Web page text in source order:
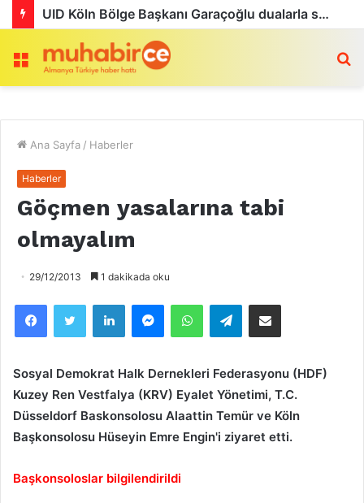
UID Köln Bölge Başkanı Garaçoğlu dualarla son yolculuğuna uğurlandı
Menü
Ana Sayfa / Haberler
Haberler
Göçmen yasalarına tabi
olmayalım
29/12/2013 1 dakikada oku
Telegram
Sosyal Demokrat Halk Dernekleri Federasyonu (HDF)
Kuzey Ren Vestfalya (KRV) Eyalet Yönetimi, T.C.
Düsseldorf Baskonsolosu Alaattin Temür ve Köln
Başkonsolosu Hüseyin Emre Engin'i ziyaret etti.
Başkonsoloslar bilgilendirildi